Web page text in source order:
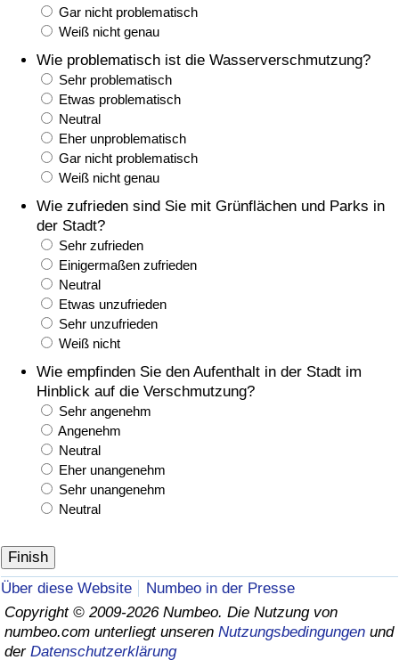
Gar nicht problematisch
Weiß nicht genau
Wie problematisch ist die Wasserverschmutzung?
Sehr problematisch
Etwas problematisch
Neutral
Eher unproblematisch
Gar nicht problematisch
Weiß nicht genau
Wie zufrieden sind Sie mit Grünflächen und Parks in
der Stadt?
Sehr zufrieden
Einigermaßen zufrieden
Neutral
Etwas unzufrieden
Sehr unzufrieden
Weiß nicht
Wie empfinden Sie den Aufenthalt in der Stadt im
Hinblick auf die Verschmutzung?
Sehr angenehm
Angenehm
Neutral
Eher unangenehm
Sehr unangenehm
Neutral
Über diese Website
Numbeo in der Presse
Copyright © 2009-2026 Numbeo. Die Nutzung von
numbeo.com unterliegt unseren Nutzungsbedingungen und
der Datenschutzerklärung